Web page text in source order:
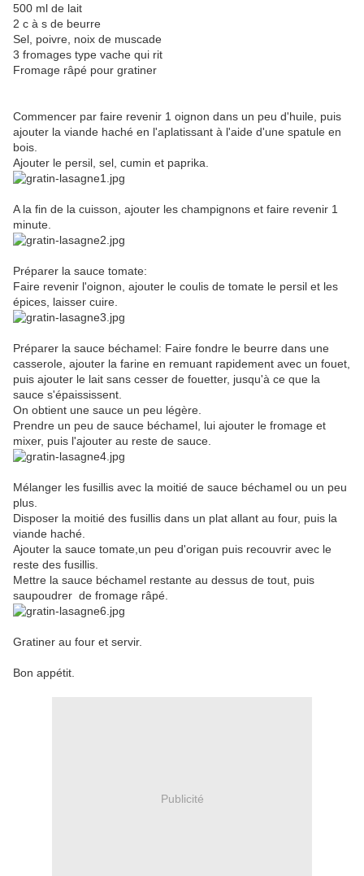
500 ml de lait
2 c à s de beurre
Sel, poivre, noix de muscade
3 fromages type vache qui rit
Fromage râpé pour gratiner
Commencer par faire revenir 1 oignon dans un peu d'huile, puis
ajouter la viande haché en l'aplatissant à l'aide d'une spatule en
bois.
Ajouter le persil, sel, cumin et paprika.
A la fin de la cuisson, ajouter les champignons et faire revenir 1
minute.
Préparer la sauce tomate:
Faire revenir l'oignon, ajouter le coulis de tomate le persil et les
épices, laisser cuire.
Préparer la sauce béchamel: Faire fondre le beurre dans une
casserole, ajouter la farine en remuant rapidement avec un fouet,
puis ajouter le lait sans cesser de fouetter, jusqu'à ce que la
sauce s'épaississent.
On obtient une sauce un peu légère.
Prendre un peu de sauce béchamel, lui ajouter le fromage et
mixer, puis l'ajouter au reste de sauce.
Mélanger les fusillis avec la moitié de sauce béchamel ou un peu
plus.
Disposer la moitié des fusillis dans un plat allant au four, puis la
viande haché.
Ajouter la sauce tomate,un peu d'origan puis recouvrir avec le
reste des fusillis.
Mettre la sauce béchamel restante au dessus de tout, puis
saupoudrer de fromage râpé.
Gratiner au four et servir.
Bon appétit.
Publicité